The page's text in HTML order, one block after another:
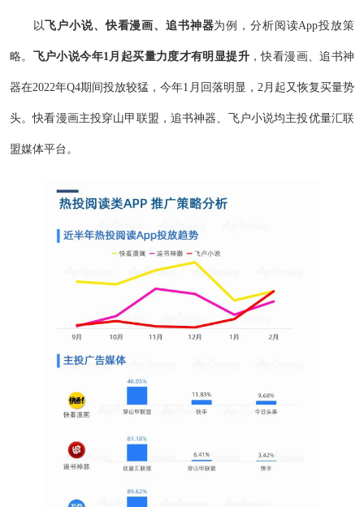
以飞户小说、快看漫画、追书神器为例，分析阅读App投放策
略。 飞户小说今年1月起买量力度才有明显提升 ，快看漫画、追书神
器在2022年Q4期间投放较猛，今年1月回落明显，2月起又恢复买量势
头。快看漫画主投穿山甲联盟，追书神器、飞户小说均主投优量汇联
盟媒体平台。